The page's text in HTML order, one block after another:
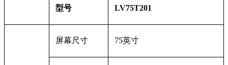
型号 LV75T201
屏幕尺寸 75英寸